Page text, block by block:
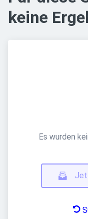
keine
Es wurden